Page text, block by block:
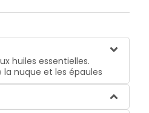
huiles essentielles.
la nuque et les épaules